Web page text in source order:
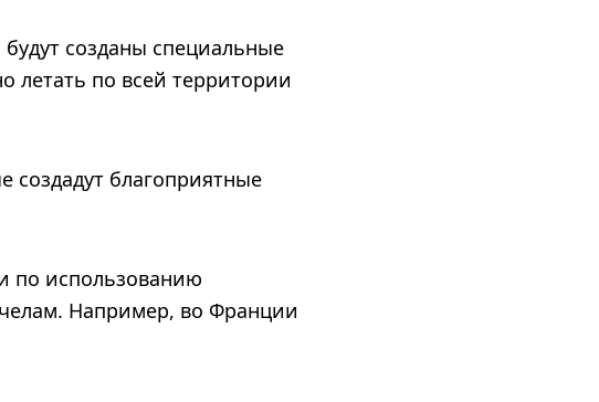
созданы специальные
летать по всей территории
создадут благоприятные
по использованию
Например, во Франции